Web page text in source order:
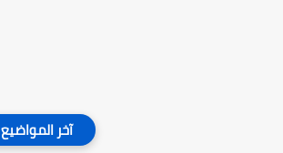
آخر المواضيع